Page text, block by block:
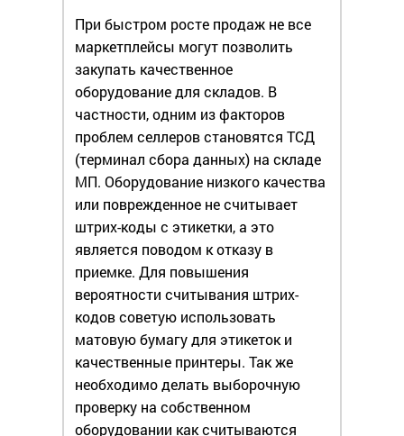
При быстром росте продаж не все
маркетплейсы могут позволить
закупать качественное
оборудование для складов. В
частности, одним из факторов
проблем селлеров становятся ТСД
(терминал сбора данных) на складе
МП. Оборудование низкого качества
или поврежденное не считывает
штрих-коды с этикетки, а это
является поводом к отказу в
приемке. Для повышения
вероятности считывания штрих-
кодов советую использовать
матовую бумагу для этикеток и
качественные принтеры. Так же
необходимо делать выборочную
проверку на собственном
оборудовании как считываются